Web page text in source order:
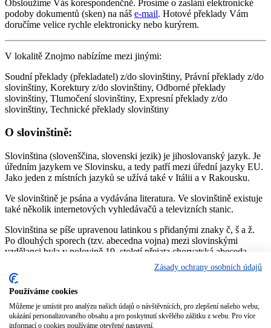
Obsloužíme Vás korespondenčně. Prosíme o zaslání elektronické
podoby dokumentů (sken) na náš e-mail. Hotové překlady Vám
doručíme velice rychle elektronicky nebo kurýrem.
V lokalitě Znojmo nabízíme mezi jinými:
Soudní překlady (překladatel) z/do slovinštiny, Právní překlady z/do
slovinštiny, Korektury z/do slovinštiny, Odborné překlady
slovinštiny, Tlumočení slovinštiny, Expresní překlady z/do
slovinštiny, Technické překlady slovinštiny
O slovinštině:
Slovinština (slovenščina, slovenski jezik) je jihoslovanský jazyk. Je
úředním jazykem ve Slovinsku, a tedy patří mezi úřední jazyky EU.
Jako jeden z místních jazyků se užívá také v Itálii a v Rakousku.
Ve slovinštině je psána a vydávána literatura. Ve slovinštině existuje
také několik internetových vyhledávačů a televizních stanic.
Slovinština se píše upravenou latinkou s přidanými znaky č, š a ž.
Po dlouhých sporech (tzv. abecedna vojna) mezi slovinskými
vzdělanci byla v polovině 19. století přejata chorvatská abeceda
Ljudevita Gaje, ze které byly odstraněny znaky, které slovinština
nepoužívá. Ta nahradila předchozí tzv. metelčici a bohoričici, tedy
písma, která nepoužívala diakritiku, ale pokoušela se hlásky, které
nemají v latince ekvivalent, nahradit zcela novými znaky – mnohdy
výpůjčkami z cyrilice nebo tvorbou ligatur písmen latinky.
Zásady ochrany osobních údajů
Používáme cookies
Můžeme je umístit pro analýzu našich údajů o návštěvnících, pro zlepšení našeho webu,
ukázání personalizovaného obsahu a pro poskytnutí skvělého zážitku z webu. Pro více
informací o cookies používáme otevřené nastavení.